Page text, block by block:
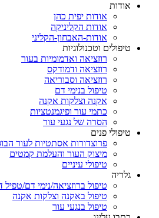
אודות
אודות יפית כהן
אודות הקליניקה
אודות-האבחון-הקליני
טיפולים וטכנולוגיות
רוזציאה ואדמומיות בעור
רוזציאה ודמודקס
רוזציאה וסבוריאה
טיפול בנימי דם
אקנה וצלקות אקנה
כתמי עור ופיגמנטציות
הסרה של נגעי עור
טיפולי פנים
פרוצדורות אסתטיות לעור
מיצוק העור והעלמת קמטים
טיפולי עיניים
גלריה
טיפול ברוזציאה/נימי דם/טפיל
טיפול באקנה וצלקות אקנה
טיפול בנגעי עור